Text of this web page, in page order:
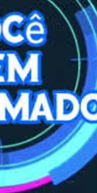
RIBEIRÃO PRETO